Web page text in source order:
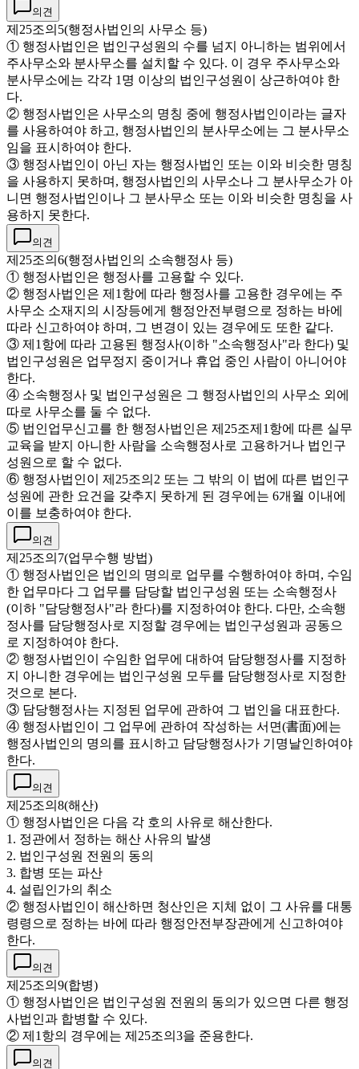
의견
제25조의5(행정사법인의 사무소 등)
① 행정사법인은 법인구성원의 수를 넘지 아니하는 범위에서
주사무소와 분사무소를 설치할 수 있다. 이 경우 주사무소와
분사무소에는 각각 1명 이상의 법인구성원이 상근하여야 한
다.
② 행정사법인은 사무소의 명칭 중에 행정사법인이라는 글자
를 사용하여야 하고, 행정사법인의 분사무소에는 그 분사무소
임을 표시하여야 한다.
③ 행정사법인이 아닌 자는 행정사법인 또는 이와 비슷한 명칭
을 사용하지 못하며, 행정사법인의 사무소나 그 분사무소가 아
니면 행정사법인이나 그 분사무소 또는 이와 비슷한 명칭을 사
용하지 못한다.
의견
제25조의6(행정사법인의 소속행정사 등)
① 행정사법인은 행정사를 고용할 수 있다.
② 행정사법인은 제1항에 따라 행정사를 고용한 경우에는 주
사무소 소재지의 시장등에게 행정안전부령으로 정하는 바에
따라 신고하여야 하며, 그 변경이 있는 경우에도 또한 같다.
③ 제1항에 따라 고용된 행정사(이하 "소속행정사"라 한다) 및
법인구성원은 업무정지 중이거나 휴업 중인 사람이 아니어야
한다.
④ 소속행정사 및 법인구성원은 그 행정사법인의 사무소 외에
따로 사무소를 둘 수 없다.
⑤ 법인업무신고를 한 행정사법인은 제25조제1항에 따른 실무
교육을 받지 아니한 사람을 소속행정사로 고용하거나 법인구
성원으로 할 수 없다.
⑥ 행정사법인이 제25조의2 또는 그 밖의 이 법에 따른 법인구
성원에 관한 요건을 갖추지 못하게 된 경우에는 6개월 이내에
이를 보충하여야 한다.
의견
제25조의7(업무수행 방법)
① 행정사법인은 법인의 명의로 업무를 수행하여야 하며, 수임
한 업무마다 그 업무를 담당할 법인구성원 또는 소속행정사
(이하 "담당행정사"라 한다)를 지정하여야 한다. 다만, 소속행
정사를 담당행정사로 지정할 경우에는 법인구성원과 공동으
로 지정하여야 한다.
② 행정사법인이 수임한 업무에 대하여 담당행정사를 지정하
지 아니한 경우에는 법인구성원 모두를 담당행정사로 지정한
것으로 본다.
③ 담당행정사는 지정된 업무에 관하여 그 법인을 대표한다.
④ 행정사법인이 그 업무에 관하여 작성하는 서면(書面)에는
행정사법인의 명의를 표시하고 담당행정사가 기명날인하여야
한다.
의견
제25조의8(해산)
① 행정사법인은 다음 각 호의 사유로 해산한다.
1. 정관에서 정하는 해산 사유의 발생
2. 법인구성원 전원의 동의
3. 합병 또는 파산
4. 설립인가의 취소
② 행정사법인이 해산하면 청산인은 지체 없이 그 사유를 대통
령령으로 정하는 바에 따라 행정안전부장관에게 신고하여야
한다.
의견
제25조의9(합병)
① 행정사법인은 법인구성원 전원의 동의가 있으면 다른 행정
사법인과 합병할 수 있다.
② 제1항의 경우에는 제25조의3을 준용한다.
의견